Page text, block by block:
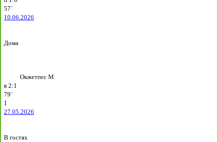
57`
10.06.2026
Дома
Окжетпес М
в 2:1
79`
1
27.05.2026
В гостях